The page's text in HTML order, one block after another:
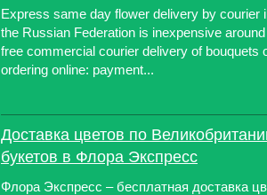
Express same day flower delivery by courier
the Russian Federation is inexpensive
free commercial courier delivery of bouquets
ordering online: payment...
Доставка цветов по
букетов в Флора Экспресс
Флора Экспресс – бесплатная доставка